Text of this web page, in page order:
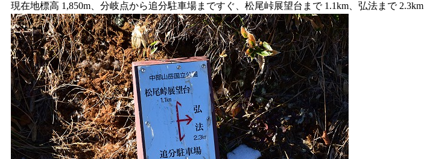
現在地標高 1,850m、分岐点から追分駐車場まですぐ、松尾峠展望台まで 1.1km、弘法まで 2.3km